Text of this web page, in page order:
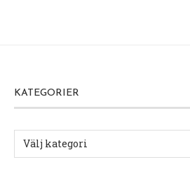
KATEGORIER